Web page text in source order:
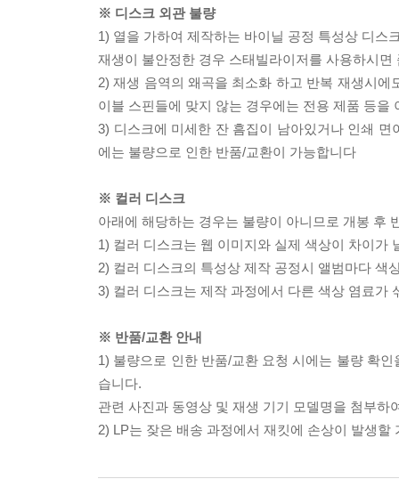
※ 디스크 외관 불량
1) 열을 가하여 제작하는 바이닐 공정 특성상 디스
재생이 불안정한 경우 스태빌라이저를 사용하시
2) 재생 음역의 왜곡을 최소화 하고 반복 재생시
이블 스핀들에 맞지 않는 경우에는 전용 제품 등
3) 디스크에 미세한 잔 흠집이 남아있거나 인쇄
에는 불량으로 인한 반품/교환이 가능합니다
※ 컬러 디스크
아래에 해당하는 경우는 불량이 아니므로 개봉 후
1) 컬러 디스크는 웹 이미지와 실제 색상이 차이가
2) 컬러 디스크의 특성상 제작 공정시 앨범마다 색
3) 컬러 디스크는 제작 과정에서 다른 색상 염료가
※ 반품/교환 안내
1) 불량으로 인한 반품/교환 요청 시에는 불량 확
습니다.
관련 사진과 동영상 및 재생 기기 모델명을 첨부하
2) LP는 잦은 배송 과정에서 재킷에 손상이 발생